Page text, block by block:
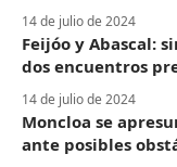
14 de julio de 2024
Feijóo y Abascal:
dos encuentros
14 de julio de 2024
Moncloa se
ante posibles